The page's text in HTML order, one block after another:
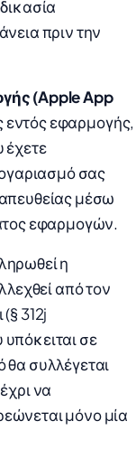
πριν την
(Apple App
εντός εφαρμογής,
έχετε
σας
μέσω
εφαρμογών.
η
από τον
312j
σε
θα συλλέγεται
να
μόνο μία